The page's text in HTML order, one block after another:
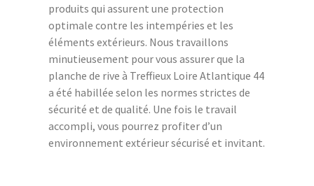
produits qui assurent une protection
optimale contre les intempéries et les
éléments extérieurs. Nous travaillons
minutieusement pour vous assurer que la
planche de rive à Treffieux Loire Atlantique 44
a été habillée selon les normes strictes de
sécurité et de qualité. Une fois le travail
accompli, vous pourrez profiter d’un
environnement extérieur sécurisé et invitant.